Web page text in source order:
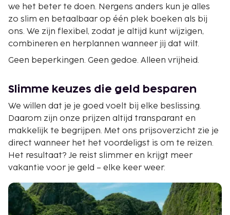
we het beter te doen. Nergens anders kun je alles
zo slim en betaalbaar op één plek boeken als bij
ons. We zijn flexibel, zodat je altijd kunt wijzigen,
combineren en herplannen wanneer jij dat wilt.
Geen beperkingen. Geen gedoe. Alleen vrijheid.
Slimme keuzes die geld besparen
We willen dat je je goed voelt bij elke beslissing.
Daarom zijn onze prijzen altijd transparant en
makkelijk te begrijpen. Met ons prijsoverzicht zie je
direct wanneer het het voordeligst is om te reizen.
Het resultaat? Je reist slimmer en krijgt meer
vakantie voor je geld – elke keer weer.